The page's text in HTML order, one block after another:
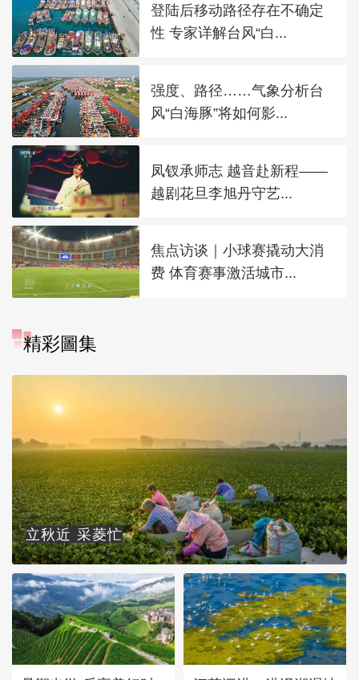
登陆后移动路径存在不确定
性 专家详解台风“白...
强度、路径……气象分析台
风“白海豚”将如何影...
凤钗承师志 越音赴新程——
越剧花旦李旭丹守艺...
焦点访谈｜小球赛撬动大消
费 体育赛事激活城市...
精彩圖集
立秋近 采菱忙